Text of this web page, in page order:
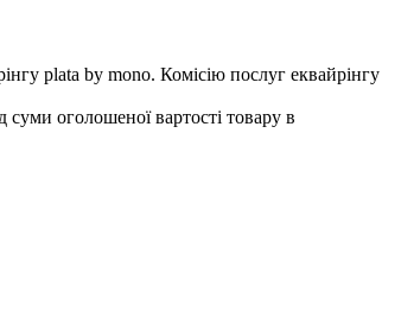
plata by mono. Комісію послуг еквайрінгу
оголошеної вартості товару в